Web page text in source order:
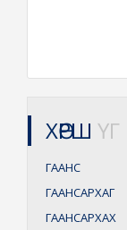
ХӨРШ ҮГ
ГААНС
ГААНСАРХАГ
ГААНСАРХАХ